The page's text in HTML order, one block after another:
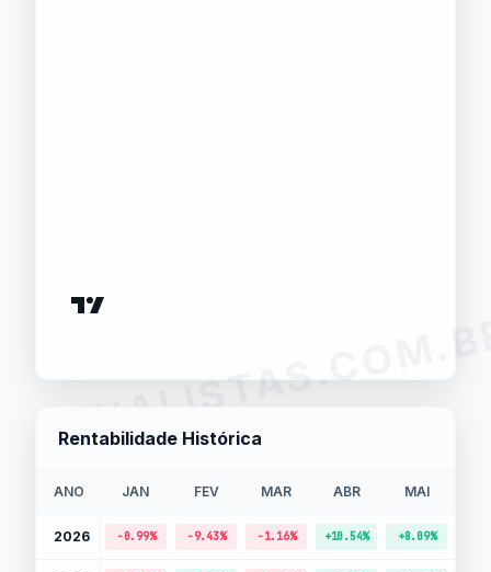
Rentabilidade Histórica
ANO JAN FEV MAR ABR MAI
2026 -0.99% -9.43% -1.16% +10.54% +8.09%